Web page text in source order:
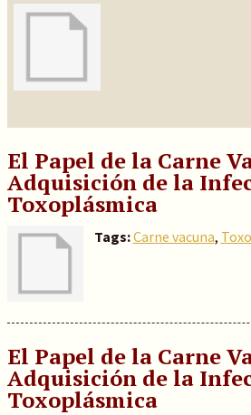
El Papel de la Carne
Adquisición de la
Toxoplásmica
Tags:Carne vacuna,
El Papel de la Carne
Adquisición de la
Toxoplásmica